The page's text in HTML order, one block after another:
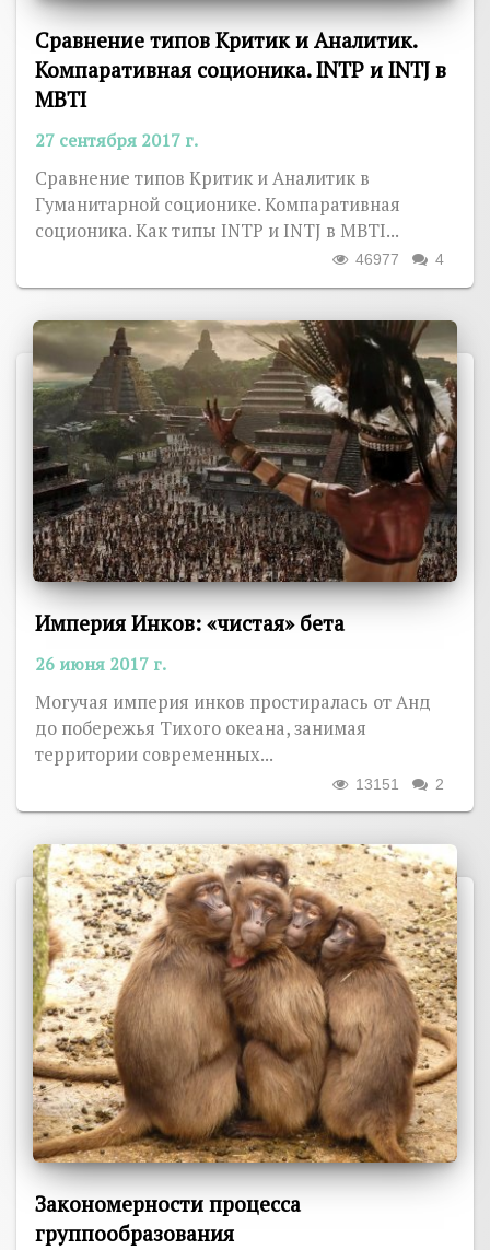
Сравнение типов Критик и Аналитик.
Компаративная соционика. INTP и INTJ в
MBTI
27 сентября 2017 г.
Сравнение типов Критик и Аналитик в
Гуманитарной соционике. Компаративная
соционика. Как типы INTP и INTJ в MBTI...
4
46977
Империя Инков: «чистая» бета
26 июня 2017 г.
Могучая империя инков простиралась от Анд
до побережья Тихого океана, занимая
территории современных...
2
13151
Закономерности процесса
группообразования